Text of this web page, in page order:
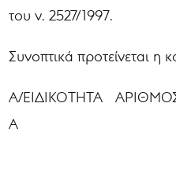
του ν. 2527/1997.
Συνοπτικά προτείνεται η
Α/
Α
ΕΙΔΙΚΟΤΗΤΑ